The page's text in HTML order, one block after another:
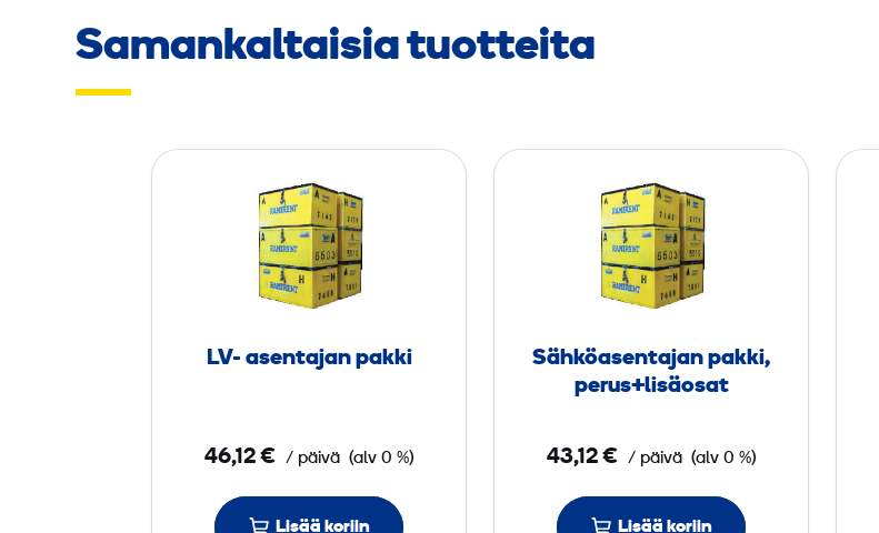
Samankaltaisia tuotteita
V
-
a
e
a
n
p
LV- asentajan pakki
46,12 € / päivä (alv 0 %)
Lisää koriin
ä
h
k
­
s
t
a
j
Sähkö­asentajan pakki,
perus+lisäosat
43,12 € / päivä (alv 0 %)
Lisää koriin